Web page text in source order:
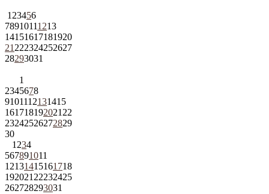
1 23456
78910111213
14151617181920
21 222324252627
28293031
1
2345678
9101112131415
161718192021 22
23242526272829
30
1 234
567891011
12131415161718
192021 22232425
262728293031